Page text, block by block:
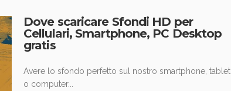
Dove scaricare Sfondi HD per
Cellulari, Smartphone, PC Desktop
gratis
Avere lo sfondo perfetto sul nostro smartphone, tablet
o computer...